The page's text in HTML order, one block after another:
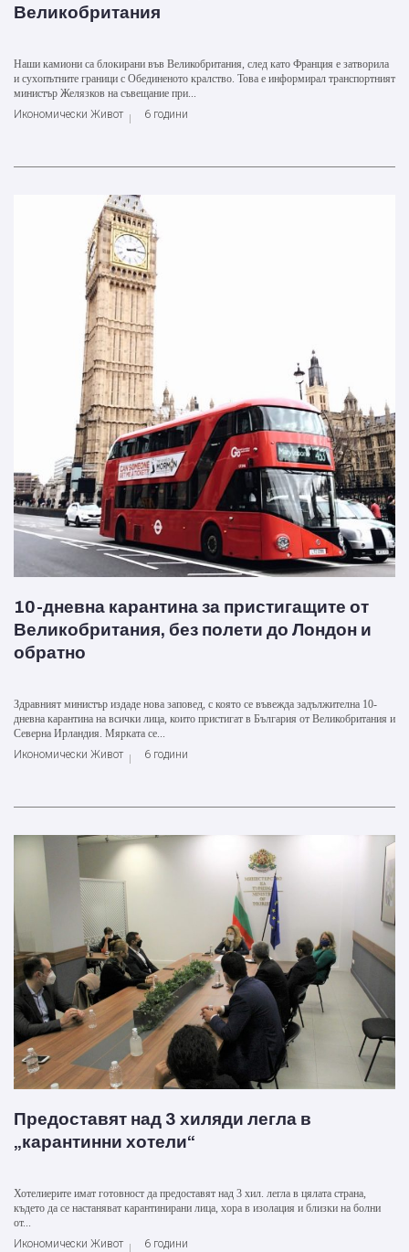
Великобритания
Наши камиони са блокирани във Великобритания, след като Франция е затворила
и сухопътните граници с Обединеното кралство. Това е информирал транспортният
министър Желязков на съвещание при...
Икономически Живот
6 години
10-дневна карантина за пристигащите от
Великобритания, без полети до Лондон и
обратно
Здравният министър издаде нова заповед, с която се въвежда задължителна 10-
дневна карантина на всички лица, които пристигат в България от Великобритания и
Северна Ирландия. Мярката се...
Икономически Живот
6 години
Предоставят над 3 хиляди легла в
„карантинни хотели“
Хотелиерите имат готовност да предоставят над 3 хил. легла в цялата страна,
където да се настаняват карантинирани лица, хора в изолация и близки на болни
от...
Икономически Живот
6 години